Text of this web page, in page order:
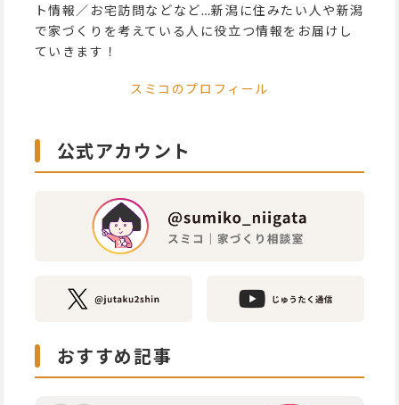
ト情報／お宅訪問などなど…新潟に住みたい人や新潟
で家づくりを考えている人に役立つ情報をお届けし
ていきます！
スミコのプロフィール
公式アカウント
おすすめ記事